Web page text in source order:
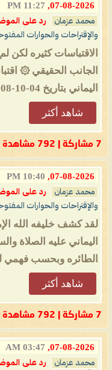
07-08-2026,
11:27 PM
محمد عزمان رد على
والإقتراحات والحوارات
الاقتباسات كثيره لكن
الجانب الحقيقي ۞
اليماني بتاريخ 04-10-2008 م الموافق:...
شاهد أكثر
7 مشاركة | 792 مشاهدة
07-08-2026,
10:40 PM
محمد عزمان رد على
والإقتراحات والحوارات
لقد كشف خليفه الله
اليماني عليه الصلاة
الطائره وبحسب فهمي
شاهد أكثر
7 مشاركة | 792 مشاهدة
07-08-2026,
03:47 AM
محمد عزمان رد على